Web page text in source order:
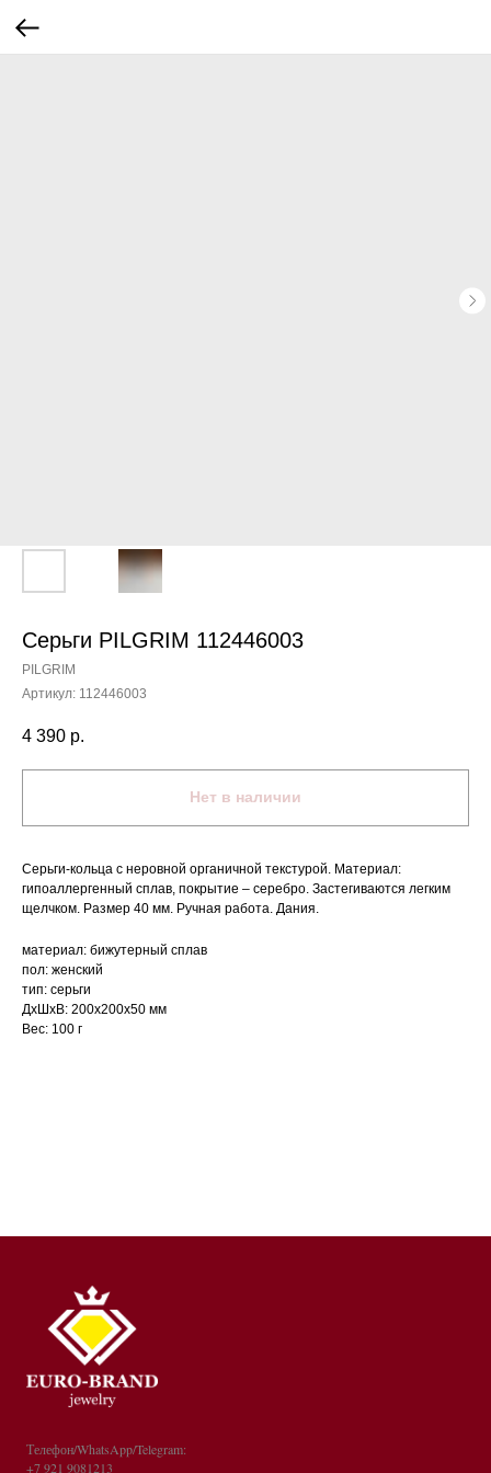
Серьги PILGRIM 112446003
PILGRIM
Артикул: 112446003
4 390 р.
Нет в наличии
Серьги-кольца с неровной органичной текстурой. Материал:
гипоаллергенный сплав, покрытие – серебро. Застегиваются легким
щелчком. Размер 40 мм. Ручная работа. Дания.
материал: бижутерный сплав
пол: женский
тип: серьги
ДxШxВ: 200x200x50 мм
Вес: 100 г
Телефон/WhatsApp/Telegram:
+7 921 9081213